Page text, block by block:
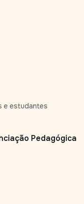
e estudantes
Pedagógica